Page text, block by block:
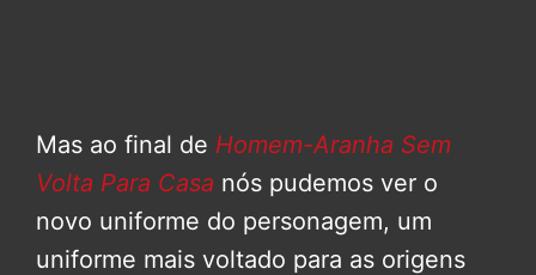
Mas ao final de Homem-Aranha Sem
Volta Para Casa nós pudemos ver o
novo uniforme do personagem, um
uniforme mais voltado para as origens